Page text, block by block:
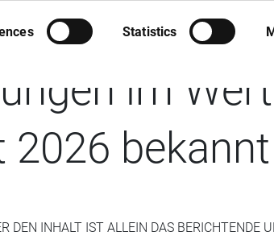
Statistics
im
2026 bekannt
DEN INHALT IST ALLEIN DAS BERICHTENDE